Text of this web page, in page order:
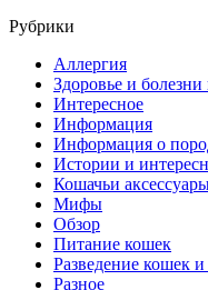
Рубрики
Аллергия
Здоровье и
Интересное
Информация
Информация о
Истории и
Кошачьи
Мифы
Обзор
Питание кошек
Разведение кошек и
Разное